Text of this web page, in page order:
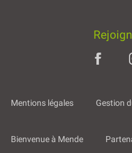
Mentions légales Gestion
Bienvenue à Mende